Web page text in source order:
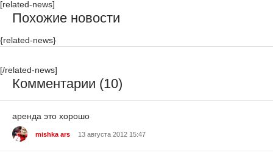
[related-news]
Похожие новости
{related-news}
[/related-news]
Комментарии (10)
аренда это хорошо
mishka ars 13 августа 2012 15:47